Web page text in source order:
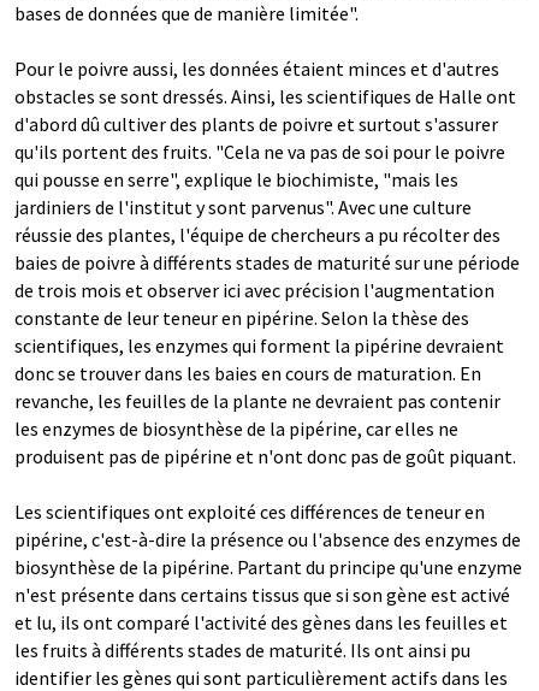
bases de données que de manière limitée".
Pour le poivre aussi, les données étaient minces et d'autres
obstacles se sont dressés. Ainsi, les scientifiques de Halle ont
d'abord dû cultiver des plants de poivre et surtout s'assurer
qu'ils portent des fruits. "Cela ne va pas de soi pour le poivre
qui pousse en serre", explique le biochimiste, "mais les
jardiniers de l'institut y sont parvenus". Avec une culture
réussie des plantes, l'équipe de chercheurs a pu récolter des
baies de poivre à différents stades de maturité sur une période
de trois mois et observer ici avec précision l'augmentation
constante de leur teneur en pipérine. Selon la thèse des
scientifiques, les enzymes qui forment la pipérine devraient
donc se trouver dans les baies en cours de maturation. En
revanche, les feuilles de la plante ne devraient pas contenir
les enzymes de biosynthèse de la pipérine, car elles ne
produisent pas de pipérine et n'ont donc pas de goût piquant.
Les scientifiques ont exploité ces différences de teneur en
pipérine, c'est-à-dire la présence ou l'absence des enzymes de
biosynthèse de la pipérine. Partant du principe qu'une enzyme
n'est présente dans certains tissus que si son gène est activé
et lu, ils ont comparé l'activité des gènes dans les feuilles et
les fruits à différents stades de maturité. Ils ont ainsi pu
identifier les gènes qui sont particulièrement actifs dans les